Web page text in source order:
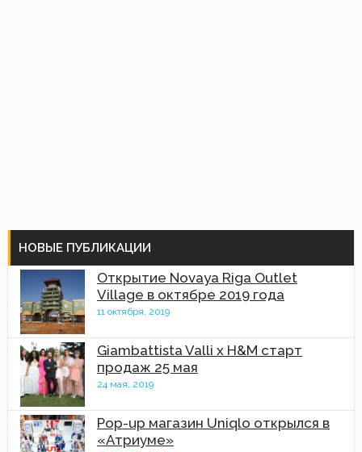
НОВЫЕ ПУБЛИКАЦИИ
Открытие Novaya Riga Outlet
Village в октябре 2019 года
11 октября, 2019
Giambattista Valli x H&M старт
продаж 25 мая
24 мая, 2019
Pop-up магазин Uniqlo открылся в
«Атриуме»